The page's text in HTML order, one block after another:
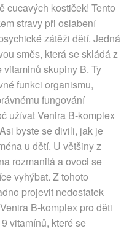
cucavých kostiček! Tento
stravy při oslabení
zátěži dětí. Jedná
směs, která se skládá z
skupiny B. Ty
funkci organismu,
fungování
užívat Venira B-komplex
byste se divili, jak je
u dětí. U většiny z
rozmanitá a ovoci se
vyhýbat. Z tohoto
projevit nedostatek
B-komplex pro děti
vitamínů, které se